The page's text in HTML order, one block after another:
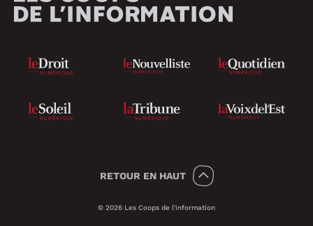
RETOUR EN HAUT
© 2026 Les Coops de l'information